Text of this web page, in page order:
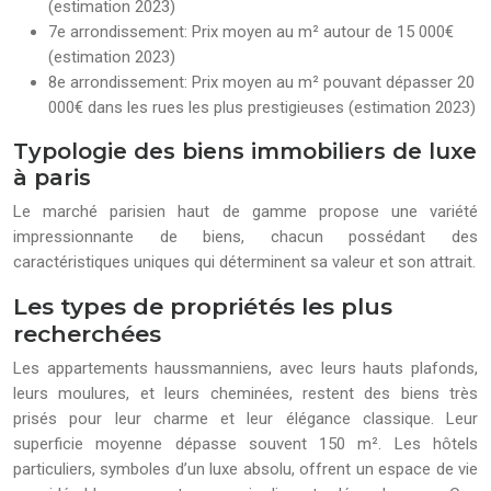
(estimation 2023)
7e arrondissement: Prix moyen au m² autour de 15 000€
(estimation 2023)
8e arrondissement: Prix moyen au m² pouvant dépasser 20
000€ dans les rues les plus prestigieuses (estimation 2023)
Typologie des biens immobiliers de luxe
à paris
Le marché parisien haut de gamme propose une variété
impressionnante de biens, chacun possédant des
caractéristiques uniques qui déterminent sa valeur et son attrait.
Les types de propriétés les plus
recherchées
Les appartements haussmanniens, avec leurs hauts plafonds,
leurs moulures, et leurs cheminées, restent des biens très
prisés pour leur charme et leur élégance classique. Leur
superficie moyenne dépasse souvent 150 m². Les hôtels
particuliers, symboles d’un luxe absolu, offrent un espace de vie